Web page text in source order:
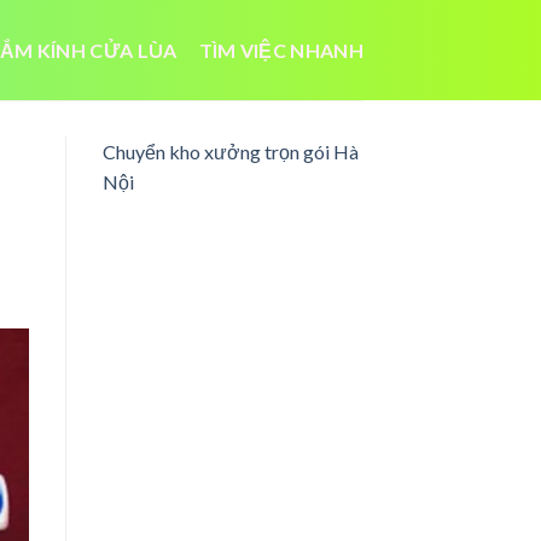
KÍNH CỬA LÙA TÌM VIỆC NHANH
Chuyển kho xưởng trọn gói Hà
Nội